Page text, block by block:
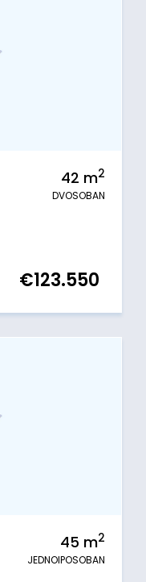
42 m2
DVOSOBAN
€123.550
45 m2
JEDNOIPOSOBAN